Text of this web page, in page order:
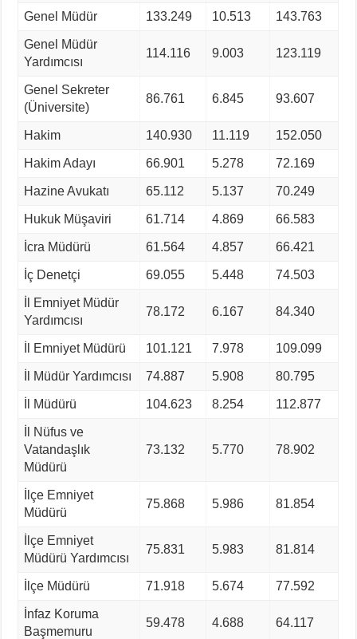
Genel Müdür 133.249 10.513 143.763
Genel Müdür
Yardımcısı
114.116 9.003 123.119
Genel Sekreter
(Üniversite)
86.761 6.845 93.607
Hakim 140.930 11.119 152.050
Hakim Adayı 66.901 5.278 72.169
Hazine Avukatı 65.112 5.137 70.249
Hukuk Müşaviri 61.714 4.869 66.583
İcra Müdürü 61.564 4.857 66.421
İç Denetçi 69.055 5.448 74.503
İl Emniyet Müdür
Yardımcısı
78.172 6.167 84.340
İl Emniyet Müdürü 101.121 7.978 109.099
İl Müdür Yardımcısı 74.887 5.908 80.795
İl Müdürü 104.623 8.254 112.877
İl Nüfus ve
Vatandaşlık
Müdürü
73.132 5.770 78.902
İlçe Emniyet
Müdürü
75.868 5.986 81.854
İlçe Emniyet
Müdürü Yardımcısı
75.831 5.983 81.814
İlçe Müdürü 71.918 5.674 77.592
İnfaz Koruma
Başmemuru
59.478 4.688 64.117